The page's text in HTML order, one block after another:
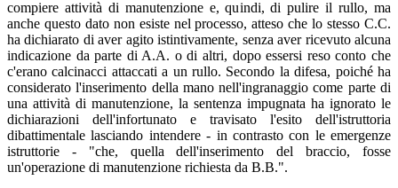
compiere attività di manutenzione e, quindi, di pulire il rullo, ma
anche questo dato non esiste nel processo, atteso che lo stesso C.C.
ha dichiarato di aver agito istintivamente, senza aver ricevuto alcuna
indicazione da parte di A.A. o di altri, dopo essersi reso conto che
c'erano calcinacci attaccati a un rullo. Secondo la difesa, poiché ha
considerato l'inserimento della mano nell'ingranaggio come parte di
una attività di manutenzione, la sentenza impugnata ha ignorato le
dichiarazioni dell'infortunato e travisato l'esito dell'istruttoria
dibattimentale lasciando intendere - in contrasto con le emergenze
istruttorie - "che, quella dell'inserimento del braccio, fosse
un'operazione di manutenzione richiesta da B.B.".